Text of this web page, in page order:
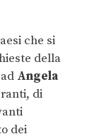
che si
della
Angela
di
dei